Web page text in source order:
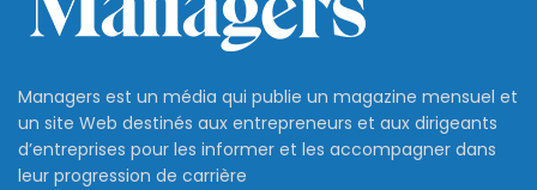
Managers est un média qui publie un magazine mensuel et
un site Web destinés aux entrepreneurs et aux dirigeants
d’entreprises pour les informer et les accompagner dans
leur progression de carrière